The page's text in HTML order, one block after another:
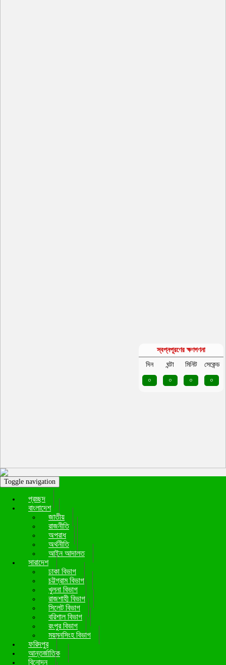
Toggle navigation
প্রচ্ছদ
বাংলাদেশ
জাতীয়
রাজনীতি
অপরাধ
অর্থনীতি
আইন আদালত
সারাদেশ
ঢাকা বিভাগ
চট্টগ্রাম বিভাগ
খুলনা বিভাগ
রাজশাহী বিভাগ
সিলেট বিভাগ
বরিশাল বিভাগ
রংপুর বিভাগ
ময়মনসিংহ বিভাগ
ফরিদপুর
আন্তর্জাতিক
বিনোদন
স্বপ্নপূরণের ক্ষণগণনা
দিন
ঘন্টা মিনিট
সেকেন্ড
০
০ ০ ০